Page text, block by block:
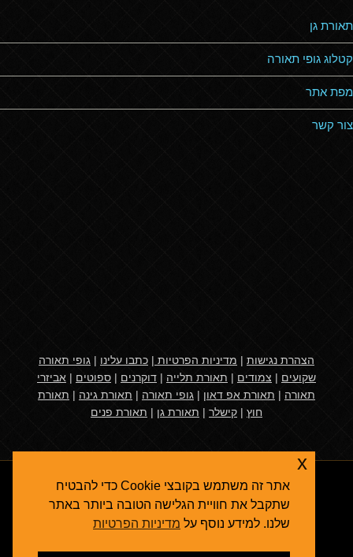
תאורת גן
קטלוג גופי תאורה
מפת אתר
צור קשר
הצהרת נגישות | מדיניות הפרטיות | כתבו עלינו | גופי תאורה
שקועים | צמודים | תאורת תלייה | דוקרנים | ספוטים | אביזרי
תאורה | תאורת אפ דאון | גופי תאורה | תאורת גינה | תאורת
חוץ | קישלר | תאורת גן | תאורת פנים
אתר זה משתמש בקובצי Cookie כדי להבטיח
שתקבל את חוויית הגלישה הטובה ביותר באתר
שלנו. למידע נוסף על מדיניות הפרטיות
x